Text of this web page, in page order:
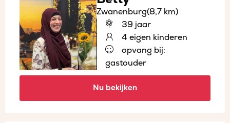
Zwanenburg(8,7 km)
39 jaar
4 eigen kinderen
opvang bij:
gastouder
Nu bekijken